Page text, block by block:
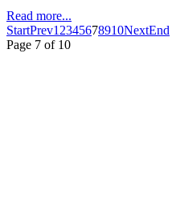
Read more...
StartPrev1 2345678910NextEnd
Page 7 of 10